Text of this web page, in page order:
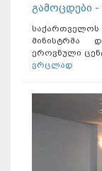
გამოცდები
მინისტრმა
ეროვნული
ვრცლად